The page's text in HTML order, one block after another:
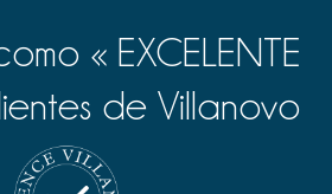
« EXCELENTE
de Villanovo